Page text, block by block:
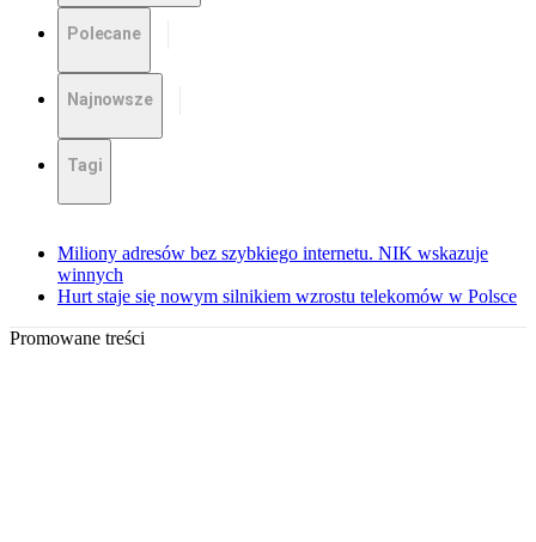
Polecane
Najnowsze
Tagi
Miliony adresów bez szybkiego internetu. NIK wskazuje
winnych
Hurt staje się nowym silnikiem wzrostu telekomów w Polsce
Promowane treści